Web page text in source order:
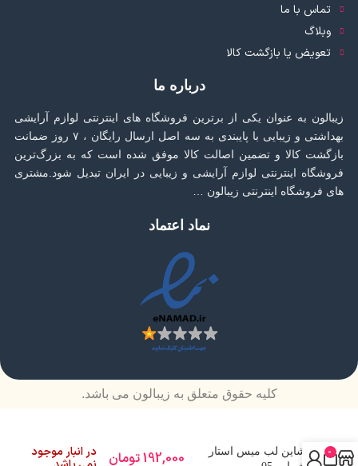
تماس با ما
وبلاگ
تعویض یا بازگشت کالا
درباره ما
زیبالون به عنوان یکی از برترین فروشگاه های اینترنتی لوازم آرایشی
بهداشتی و زیبایی با پایبندی به سه اصل ارسال رایگان ، ۷ روز ضمانت
بازگشت کالا و تضمین اصالت کالا موفق شده است که به بزرگ‌ترین
فروشگاه اینترنتی لوازم آرایشی و زیبایی در ایران تبدیل شود.مشتری
های فروشگاه اینترنتی زیبالون …
نماد اعتماد
کلیه حقوق متعلق به زیبالون می باشد.
شاین لب میس استار
192,000تومان در انبار موجود 0